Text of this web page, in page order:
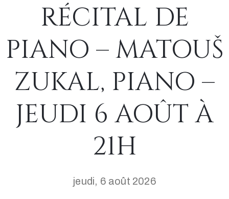
ContactRÉCITAL DE
PIANO – MATOUŠ
ZUKAL, PIANO –
JEUDI 6 AOÛT À
21H
jeudi, 6 août 2026